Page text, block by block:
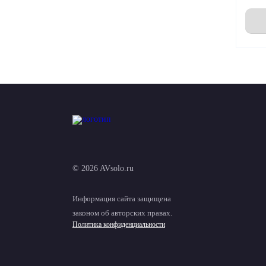
© 2026 AVsolo.ru
Информация сайта защищена
законом об авторских правах.
Политика конфиденциальности